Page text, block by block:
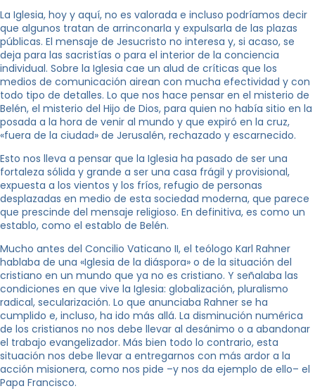
La Iglesia, hoy y aquí, no es valorada e incluso podríamos decir
que algunos tratan de arrinconarla y expulsarla de las plazas
públicas. El mensaje de Jesucristo no interesa y, si acaso, se
deja para las sacristías o para el interior de la conciencia
individual. Sobre la Iglesia cae un alud de críticas que los
medios de comunicación airean con mucha efectividad y con
todo tipo de detalles. Lo que nos hace pensar en el misterio de
Belén, el misterio del Hijo de Dios, para quien no había sitio en la
posada a la hora de venir al mundo y que expiró en la cruz,
«fuera de la ciudad» de Jerusalén, rechazado y escarnecido.
Esto nos lleva a pensar que la Iglesia ha pasado de ser una
fortaleza sólida y grande a ser una casa frágil y provisional,
expuesta a los vientos y los fríos, refugio de personas
desplazadas en medio de esta sociedad moderna, que parece
que prescinde del mensaje religioso. En definitiva, es como un
establo, como el establo de Belén.
Mucho antes del Concilio Vaticano II, el teólogo Karl Rahner
hablaba de una «Iglesia de la diáspora» o de la situación del
cristiano en un mundo que ya no es cristiano. Y señalaba las
condiciones en que vive la Iglesia: globalización, pluralismo
radical, secularización. Lo que anunciaba Rahner se ha
cumplido e, incluso, ha ido más allá. La disminución numérica
de los cristianos no nos debe llevar al desánimo o a abandonar
el trabajo evangelizador. Más bien todo lo contrario, esta
situación nos debe llevar a entregarnos con más ardor a la
acción misionera, como nos pide –y nos da ejemplo de ello– el
Papa Francisco.